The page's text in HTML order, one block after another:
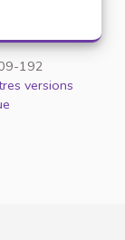
192
versions